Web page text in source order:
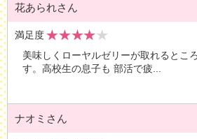
花あられさん
満足度
美味しくローヤルゼリーが取れるとこ
す。高校生の息子も 部活で疲
ナオミさん